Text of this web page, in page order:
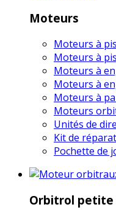
Moteurs
Moteurs à
Moteurs à
Moteurs à
Moteurs à
Moteurs à
Moteurs
Unités de
Kit de
Pochette de
Orbitrol petite